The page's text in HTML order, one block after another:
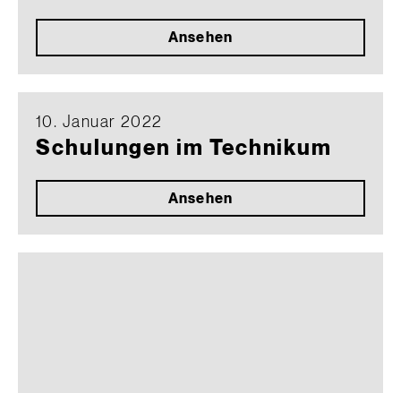
Ansehen
10. Januar 2022
Schulungen im Technikum
Ansehen